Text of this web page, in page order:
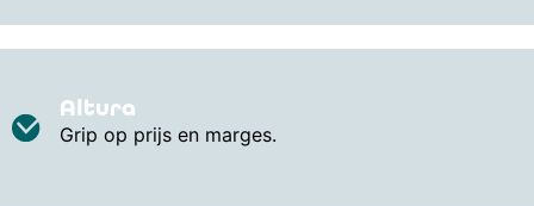
Altura
Grip op prijs en marges.